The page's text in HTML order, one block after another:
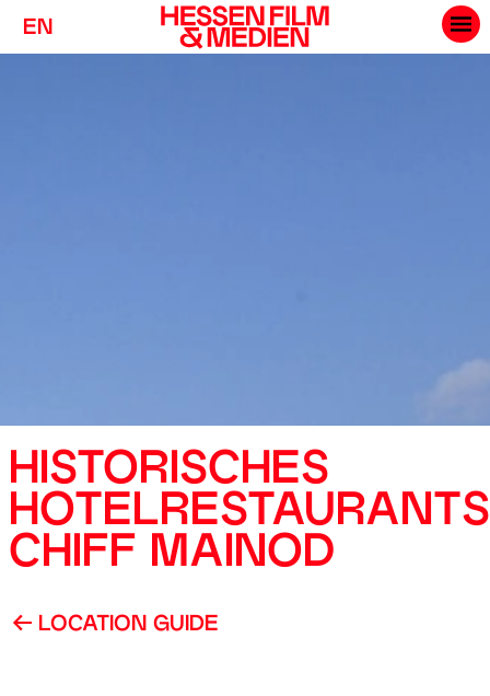
EN
HISTORISCHES
HOTELRESTAURANTS
CHIFF MAINOD
LOCATION GUIDE